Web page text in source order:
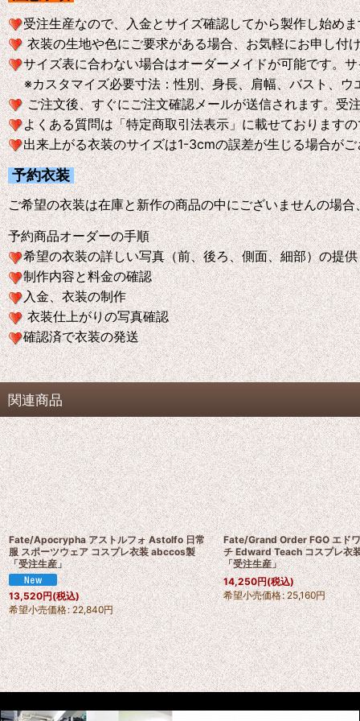
受注生産なので、入金とサイズ確認してから製作し始め
衣装の生地や色にご要求がある場合、お気軽にお申し付
サイズ表に合わない場合はオーダーメイドが可能です。
※カスタマイズ必要寸法：性別、身長、肩幅、バスト、ウ
ご注文後、すぐにご注文確認メールが送信されます。受
よくある質問は「特定商取引法表示」に載せております
出来上がる衣装のサイズは1-3cmの誤差が生じる場合が
予約衣装
ご希望の衣装は在庫と新作の商品の中にございませんの場
予約商品オーダーの手順
希望の衣装の詳しい写真（前、後ろ、側面、細部）の提供
制作内容と料金の確認
入金、衣装の制作
衣装仕上がりの写真確認
確認済で衣装の発送
関連商品
Fate/Apocrypha アストルフォ Astolfo 日常
服 スポーツウェア コスプレ衣装 abccos製
「受注生産」
13,520円(税込)
希望小売価格: 22,840円
Fate/Grand Order FGO エド
チ Edward Teach コスプレ衣
「受注生産」
14,250円(税込)
希望小売価格: 25,160円